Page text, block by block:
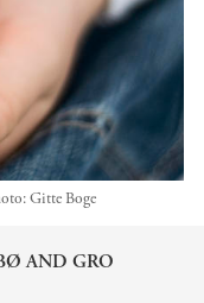
Gitte Boge
AND GRO